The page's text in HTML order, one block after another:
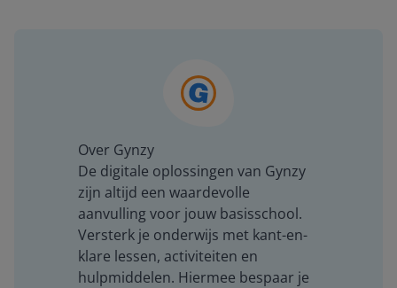
Over Gynzy
De digitale oplossingen van Gynzy
zijn altijd een waardevolle
aanvulling voor jouw basisschool.
Versterk je onderwijs met kant-en-
klare lessen, activiteiten en
hulpmiddelen. Hiermee bespaar je